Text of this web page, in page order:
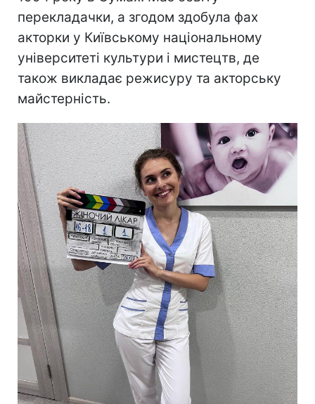
перекладачки, а згодом здобула фах
акторки у Київському національному
університеті культури і мистецтв, де
також викладає режисуру та акторську
майстерність.